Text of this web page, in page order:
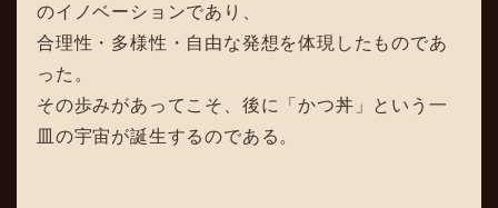
のイノベーションであり、
合理性・多様性・自由な発想を体現したものであ
った。
その歩みがあってこそ、後に「かつ丼」という一
皿の宇宙が誕生するのである。